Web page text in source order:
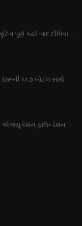
પૂર્ણ કર્યા બાદ દીપિકા...
દારૂની ૬૬૭ બોટલ સાથે
એજ્યુકેશન ફાઉન્ડેશન